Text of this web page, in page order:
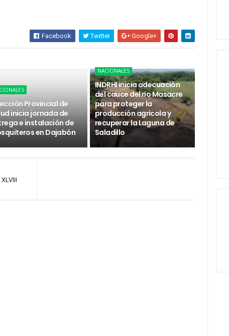
Facebook Twitter Google+
Provincial de
inicia jornada de
e instalación de
en Dajabón
NACIONALES
INDRHI inicia adecuación
del cauce del río Masacre
para proteger la
producción agrícola y
recuperar la Laguna de
Saladillo